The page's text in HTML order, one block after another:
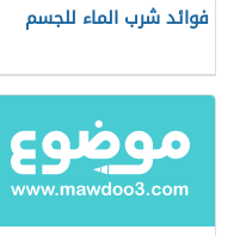
فوائد شرب الماء للجسم